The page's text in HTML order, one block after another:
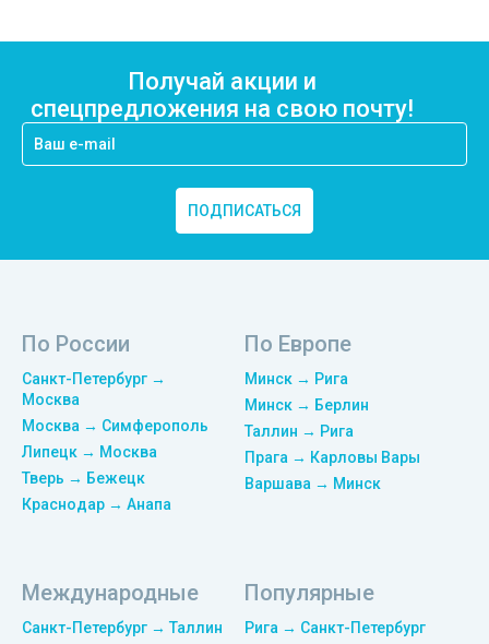
Получай акции и
спецпредложения на свою почту!
ПОДПИСАТЬСЯ
По России
Санкт-Петербург →
Москва
Москва → Симферополь
Липецк → Москва
Тверь → Бежецк
Краснодар → Анапа
По Европе
Минск → Рига
Минск → Берлин
Таллин → Рига
Прага → Карловы Вары
Варшава → Минск
Международные
Санкт-Петербург → Таллин
Популярные
Рига → Санкт-Петербург